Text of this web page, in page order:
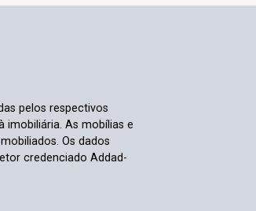
pelos respectivos
As mobílias e
Os dados
credenciado Addad-